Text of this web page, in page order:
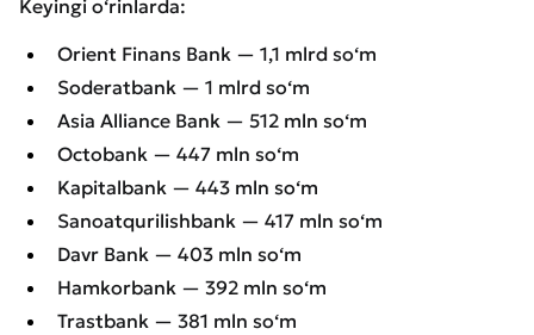
Keyingi o‘rinlarda:
Orient Finans Bank — 1,1 mlrd so‘m
Soderatbank — 1 mlrd so‘m
Asia Alliance Bank — 512 mln so‘m
Octobank — 447 mln so‘m
Kapitalbank — 443 mln so‘m
Sanoatqurilishbank — 417 mln so‘m
Davr Bank — 403 mln so‘m
Hamkorbank — 392 mln so‘m
Trastbank — 381 mln so‘m